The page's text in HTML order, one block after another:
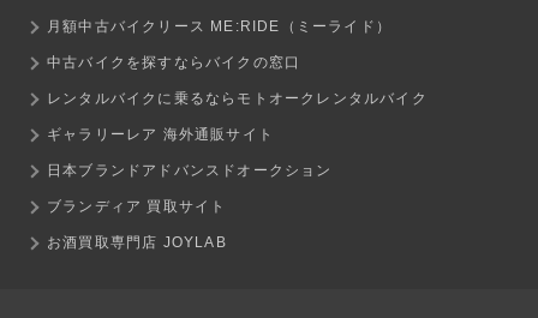
月額中古バイクリース ME:RIDE（ミーライド）
中古バイクを探すならバイクの窓口
レンタルバイクに乗るならモトオークレンタルバイク
ギャラリーレア 海外通販サイト
日本ブランドアドバンスドオークション
ブランディア 買取サイト
お酒買取専門店 JOYLAB